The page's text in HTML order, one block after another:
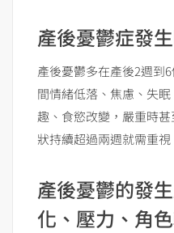
產後憂鬱症發
產後憂鬱多在產後2週到
間情緒低落、焦慮、失
趣、食慾改變，嚴重時
狀持續超過兩週就需重視
產後憂鬱的發
化、壓力、角色